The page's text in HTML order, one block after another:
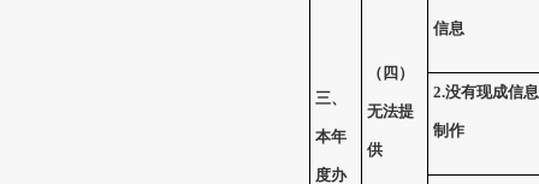
三、
本年
度办
（四）
无法提
供
信息
2.没有现成信
制作